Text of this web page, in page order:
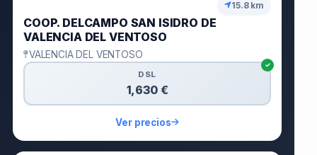
15.8 km
COOP. DELCAMPO SAN ISIDRO DE
VALENCIA DEL VENTOSO
VALENCIA DEL VENTOSO
DSL
1,630 €
Ver precios